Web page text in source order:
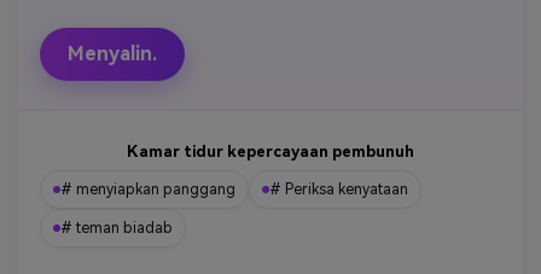
Menyalin.
Kamar tidur kepercayaan pembunuh
# menyiapkan panggang # Periksa kenyataan
# teman biadab